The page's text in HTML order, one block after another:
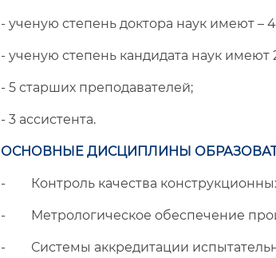
- ученую степень доктора наук имеют –
- ученую степень кандидата наук имеют
- 5 старших преподавателей;
- 3 ассистента.
ОСНОВНЫЕ ДИСЦИПЛИНЫ
- Контроль качества
- Метрологическое обеспечение
- Системы аккредитации